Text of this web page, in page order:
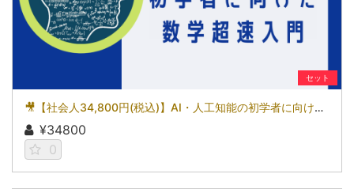
セット
🎥【社会人34,800円(税込)】AI・人工知能の初学者に向けた数学超速入門［京都大学データサイエンス講座］（2026）
¥34800
0